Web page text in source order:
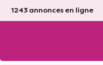
1243 annonces en ligne